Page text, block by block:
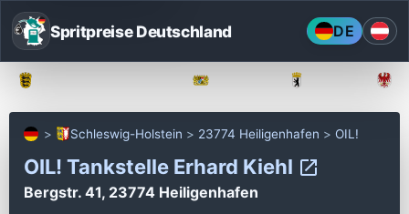
Spritpreise Deutschland DE
Schleswig-Holstein 23774 Heiligenhafen OIL!
OIL! Tankstelle Erhard Kiehl
Bergstr. 41, 23774 Heiligenhafen